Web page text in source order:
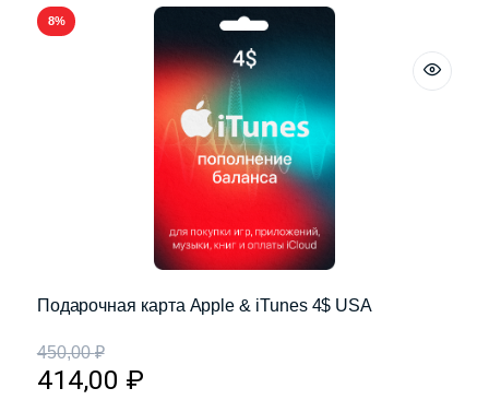
8%
Подарочная карта Apple & iTunes 4$ USA
450,00₽
414,00 ₽